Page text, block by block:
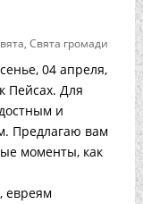
,Свята громади
04 апреля,
Пейсах. Для
и
Предлагаю вам
моменты, как
евреям